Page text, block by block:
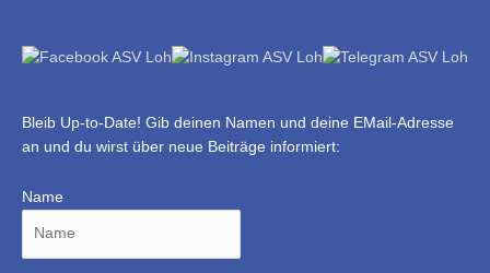
Bleib Up-to-Date! Gib deinen Namen und deine EMail-Adresse
an und du wirst über neue Beiträge informiert:
Name